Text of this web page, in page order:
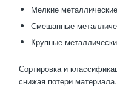
Мелкие
Смешанные
Крупные
Сортировка и
снижая потери материала.